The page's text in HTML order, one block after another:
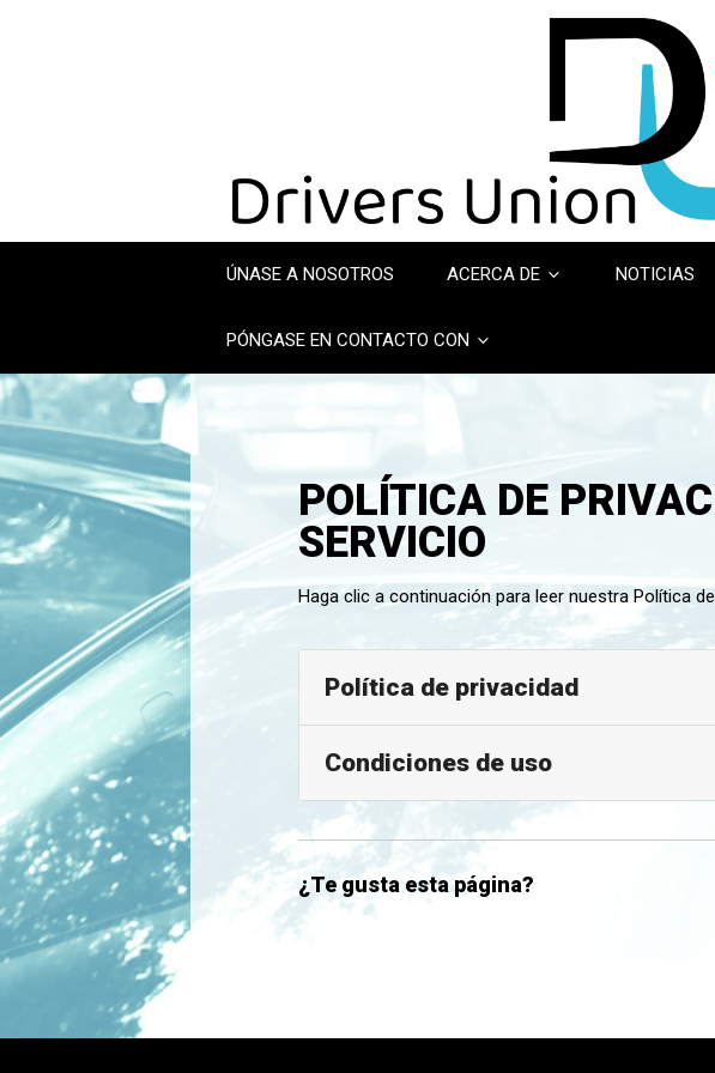
ÚNASE A NOSOTROS ACERCA DE NOTICIAS
PÓNGASE EN CONTACTO CON
POLÍTICA DE
SERVICIO
Haga clic a continuación para leer nuestra Política
Política de privacidad
Condiciones de uso
¿Te gusta esta página?